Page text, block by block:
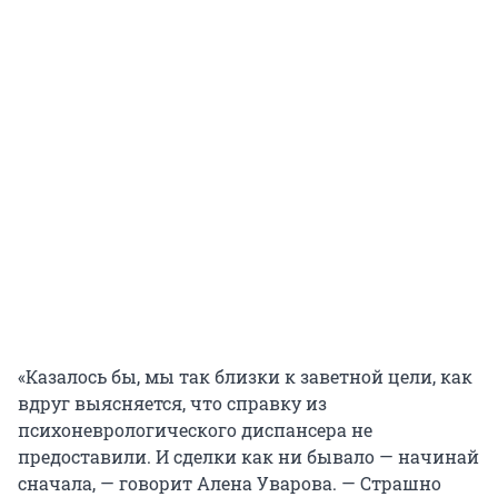
«Казалось бы, мы так близки к заветной цели, как
вдруг выясняется, что справку из
психоневрологического диспансера не
предоставили. И сделки как ни бывало — начинай
сначала, — говорит Алена Уварова. — Страшно